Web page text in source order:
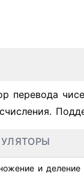
перевода
и деление